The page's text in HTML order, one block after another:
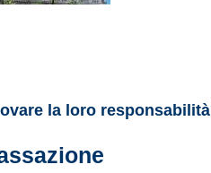
la loro responsabilità